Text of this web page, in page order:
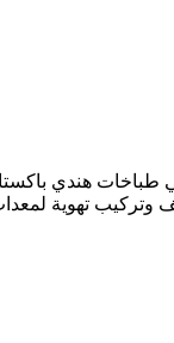
طباخات هندي
تهوية